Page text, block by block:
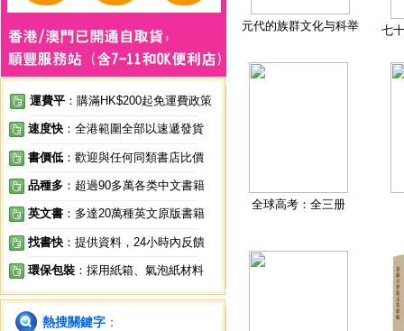
運費平 ：購滿HK$200起免運費政策
速度快 ：全港範圍全部以速遞發貨
書價低 ：歡迎與任何同類書店比價
品種多 ：超過90多萬各类中文書籍
英文書 ：多達20萬種英文原版書籍
找書快 ：提供資料，24小時內反饋
環保包裝 ：採用紙箱、氣泡紙材料
熱搜關鍵字 ：
元代的族群文化与科举 七
全球高考：全三册